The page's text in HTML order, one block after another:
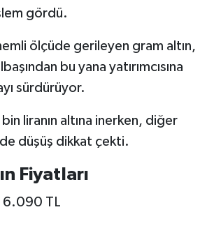
gördü.
ölçüde gerileyen gram altın,
bu yana yatırımcısına
sürdürüyor.
liranın altına inerken, diğer
düşüş dikkat çekti.
Fiyatları
6.090 TL